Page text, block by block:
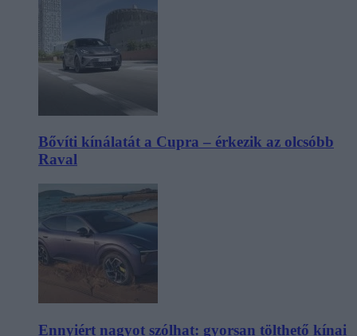
Bővíti kínálatát a Cupra – érkezik az olcsóbb
Raval
Ennyiért nagyot szólhat: gyorsan tölthető kínai